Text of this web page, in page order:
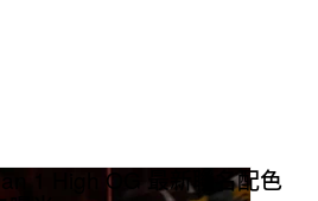
1 High OG 最新聯名配色